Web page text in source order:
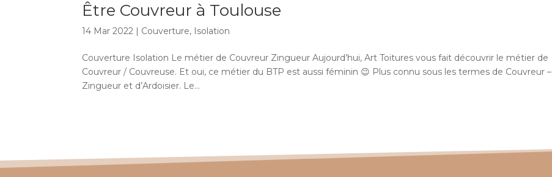
Être Couvreur à Toulouse
14 Mar 2022 | Couverture, Isolation
Couverture Isolation Le métier de Couvreur Zingueur Aujourd’hui, Art Toitures vous fait découvrir le métier de
Couvreur / Couvreuse. Et oui, ce métier du BTP est aussi féminin 😉 Plus connu sous les termes de Couvreur –
Zingueur et d’Ardoisier. Le...